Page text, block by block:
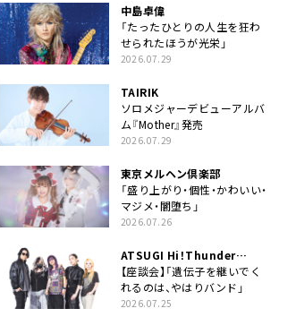
中島卓偉
「たったひとりの人生を狂わ
せられたほうが光栄」
2026.07.29
TAIRIK
ソロメジャーデビューアルバ
ム『Mother』発売
2026.07.29
東京メルヘン倶楽部
「盛り上がり・個性・かわいい・
マジメ・闇堕ち」
2026.07.26
ATSUGI Hi！Thunder
Rock Festival
【座談会】「遺伝子を継いでく
れるのは、やはりバンド」
2026.07.25